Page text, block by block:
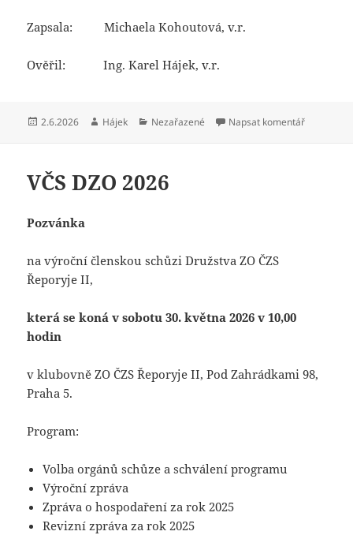
Zapsala: Michaela Kohoutová, v.r.
Ověřil: Ing. Karel Hájek, v.r.
Publikováno:
2.6.2026 Autor:
Hájek Rubriky:
Nezařazené Napsat komentářpro text s
VČS DZO 2026
Pozvánka
na výroční členskou schůzi Družstva ZO ČZS
Řeporyje II,
která se koná v sobotu 30. května 2026 v 10,00
hodin
v klubovně ZO ČZS Řeporyje II, Pod Zahrádkami 98,
Praha 5.
Program:
Volba orgánů schůze a schválení programu
Výroční zpráva
Zpráva o hospodaření za rok 2025
Revizní zpráva za rok 2025